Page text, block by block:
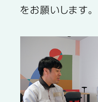
をお願いします。